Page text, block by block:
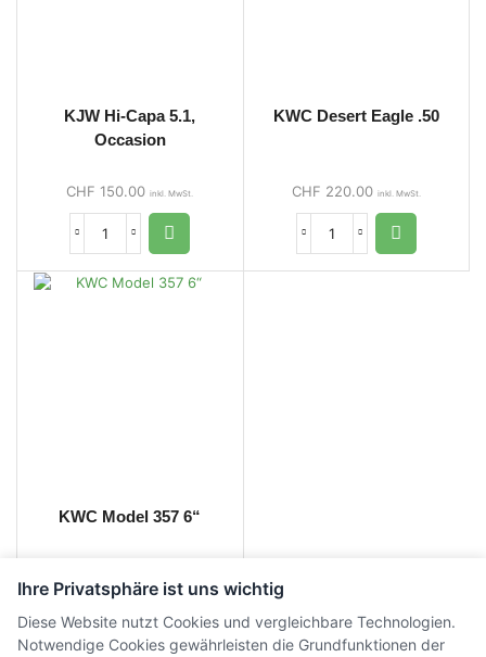
KJW Hi-Capa 5.1,
Occasion
CHF 150.00 inkl. MwSt.
KWC Desert Eagle .50
CHF 220.00 inkl. MwSt.
KWC Model 357 6“
CHF200.00 inkl. MwSt.
Ihre Privatsphäre ist uns wichtig
Diese Website nutzt Cookies und vergleichbare Technologien.
Notwendige Cookies gewährleisten die Grundfunktionen der